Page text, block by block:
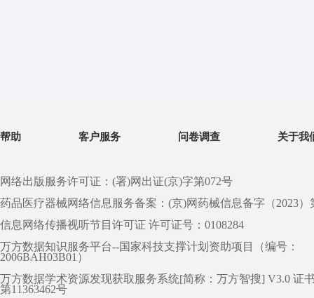
帮助 客户服务 问卷调查 关于我
网络出版服务许可证：(署)网出证(京)字第072号
药品医疗器械网络信息服务备案：(京)网药械信息备字（2023）
信息网络传播视听节目许可证 许可证号：0108284
万方数据知识服务平台--国家科技支撑计划资助项目（编号：
2006BAH03B01）
万方数据学术资源发现获取服务系统[简称：万方智搜] V3.0 证
第11363462号